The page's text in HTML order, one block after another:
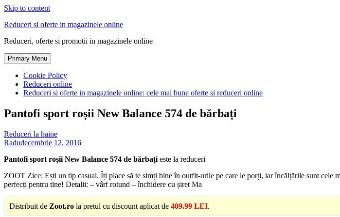
Skip to content
Reduceri si oferte in magazinele online
Reduceri, oferte si promotii in magazinele online
Primary Menu
Cookie Policy
Reduceri online
Reduceri si oferte in magazinele online: cele mai bune oferte si reduceri online
Pantofi sport roșii New Balance 574 de bărbați
Reduceri la haine
Radudecembrie 12, 2016
Pantofi sport roșii New Balance 574 de bărbați este la reduceri
ZOOT Zice: Ești un tip casual. Îți place să te simți bine în outfit-urile pe care le porți, iar încălțările sunt cele
perfecți pentru tine! Detalii: – vârf rotund – închidere cu șiret Ma
Distribuit de Zoot.ro la pretul cu discount aplicat de 409.99 LEI.